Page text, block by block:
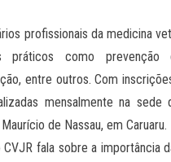
profissionais da medicina
práticos como prevenção
entre outros. Com
mensalmente na sede
de Nassau, em Caruaru.
fala sobre a importância